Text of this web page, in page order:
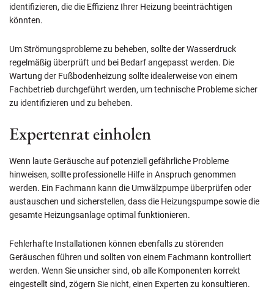
identifizieren, die die Effizienz Ihrer Heizung beeinträchtigen
könnten.
Um Strömungsprobleme zu beheben, sollte der Wasserdruck
regelmäßig überprüft und bei Bedarf angepasst werden. Die
Wartung der Fußbodenheizung sollte idealerweise von einem
Fachbetrieb durchgeführt werden, um technische Probleme sicher
zu identifizieren und zu beheben.
Expertenrat einholen
Wenn laute Geräusche auf potenziell gefährliche Probleme
hinweisen, sollte professionelle Hilfe in Anspruch genommen
werden. Ein Fachmann kann die Umwälzpumpe überprüfen oder
austauschen und sicherstellen, dass die Heizungspumpe sowie die
gesamte Heizungsanlage optimal funktionieren.
Fehlerhafte Installationen können ebenfalls zu störenden
Geräuschen führen und sollten von einem Fachmann kontrolliert
werden. Wenn Sie unsicher sind, ob alle Komponenten korrekt
eingestellt sind, zögern Sie nicht, einen Experten zu konsultieren.